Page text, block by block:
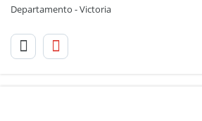
Departamento - Victoria